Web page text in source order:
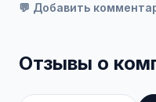
💬 Добавить
Отзывы о